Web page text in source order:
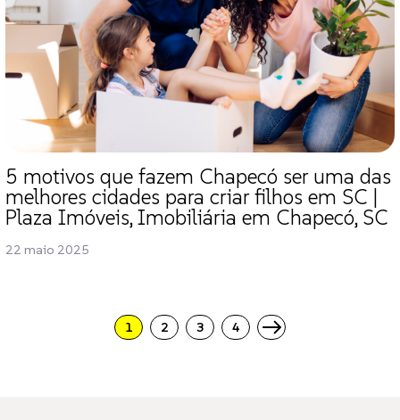
5 motivos que fazem Chapecó ser uma das
melhores cidades para criar filhos em SC |
Plaza Imóveis, Imobiliária em Chapecó, SC
22 maio 2025
1 2 3 4